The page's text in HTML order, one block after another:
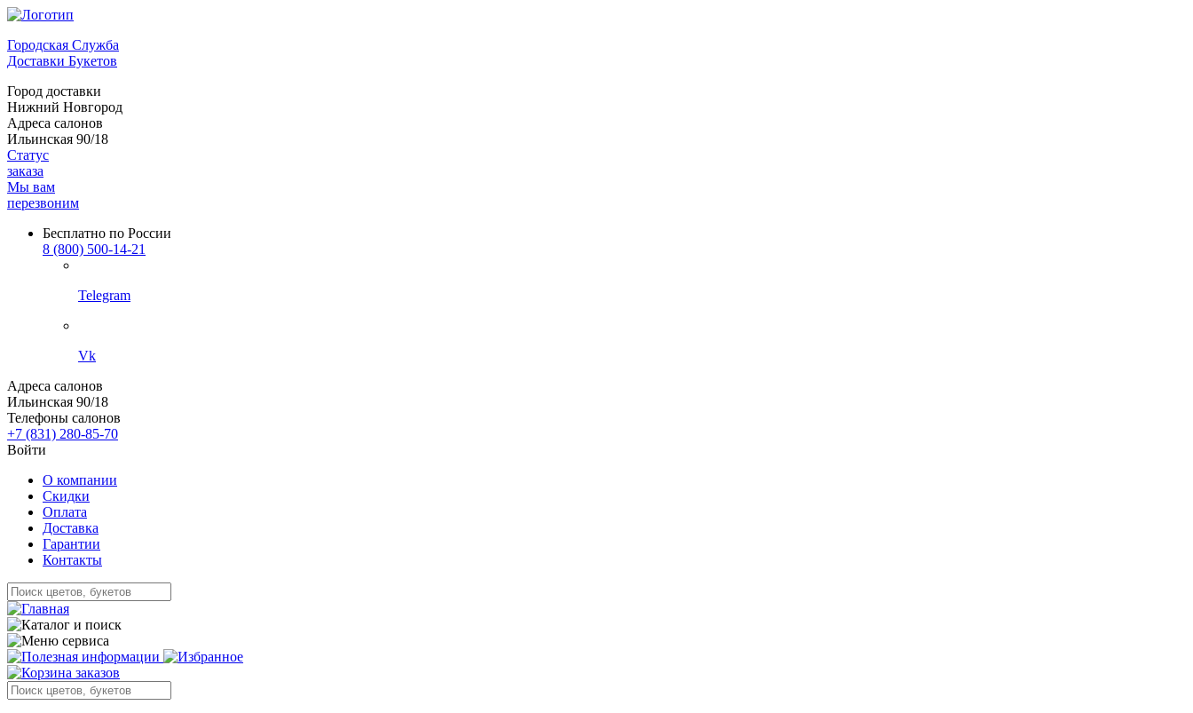
Городская Служба
Доставки Букетов
Город доставки
Нижний Новгород
Адреса салонов
Ильинская 90/18
Статус
заказа
Мы вам
перезвоним
Бесплатно по России
8 (800) 500-14-21
Telegram
Vk
Адреса салонов
Ильинская 90/18
Телефоны салонов
+7 (831) 280-85-70
Войти
О компании
Скидки
Оплата
Доставка
Гарантии
Контакты